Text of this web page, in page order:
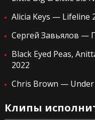
Alicia Keys — Lifeline
Сергей Завьялов —
Black Eyed Peas,
2022
Chris Brown — Under
Клипы